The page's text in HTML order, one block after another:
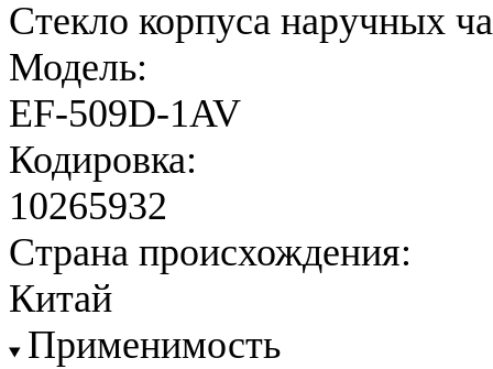
Стекло корпуса наручных
Модель:
EF-509D-1AV
Кодировка:
10265932
Страна происхождения:
Китай
Применимость